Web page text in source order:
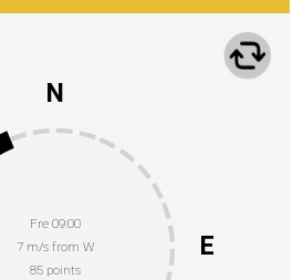
Fre 09:00
7 m/s from W
85 points
N
E